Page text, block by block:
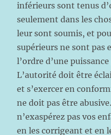
inférieurs sont tenus
seulement dans les
leur sont soumis, et
supérieurs ne sont pas
l’ordre d’une
L’autorité doit être
et s’exercer en
ne doit pas être
n’exaspérez pas vos
en les corrigeant et en